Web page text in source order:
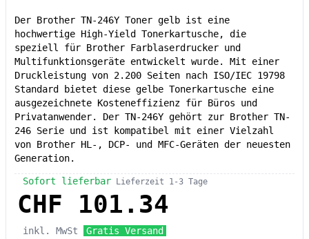
Der Brother TN-246Y Toner gelb ist eine
hochwertige High-Yield Tonerkartusche, die
speziell für Brother Farblaserdrucker und
Multifunktionsgeräte entwickelt wurde. Mit einer
Druckleistung von 2.200 Seiten nach ISO/IEC 19798
Standard bietet diese gelbe Tonerkartusche eine
ausgezeichnete Kosteneffizienz für Büros und
Privatanwender. Der TN-246Y gehört zur Brother TN-
246 Serie und ist kompatibel mit einer Vielzahl
von Brother HL-, DCP- und MFC-Geräten der neuesten
Generation.
Sofort lieferbar Lieferzeit 1-3 Tage
CHF 101.34
inkl. MwSt
Gratis Versand